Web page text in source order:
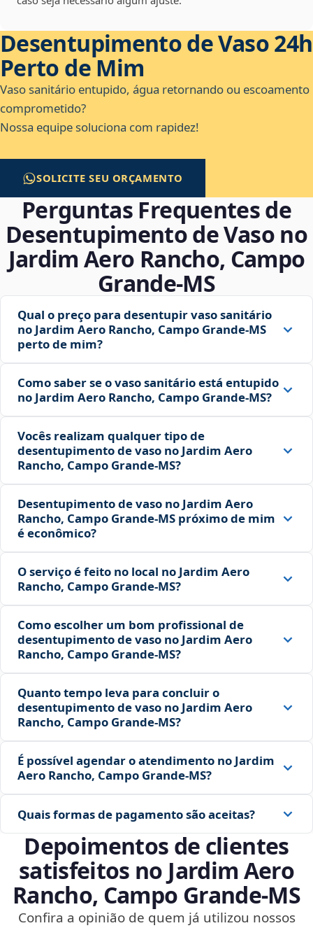
Desentupimento de Vaso 24h
Perto de Mim
Vaso sanitário entupido, água retornando ou escoamento
comprometido?
Nossa equipe soluciona com rapidez!
SOLICITE SEU ORÇAMENTO
Perguntas Frequentes de
Desentupimento de Vaso no
Jardim Aero Rancho, Campo
Grande‑MS
Qual o preço para desentupir vaso sanitário
no Jardim Aero Rancho, Campo Grande‑MS
perto de mim?
Como saber se o vaso sanitário está entupido
no Jardim Aero Rancho, Campo Grande‑MS?
Vocês realizam qualquer tipo de
desentupimento de vaso no Jardim Aero
Rancho, Campo Grande‑MS?
Desentupimento de vaso no Jardim Aero
Rancho, Campo Grande‑MS próximo de mim
é econômico?
O serviço é feito no local no Jardim Aero
Rancho, Campo Grande‑MS?
Como escolher um bom profissional de
desentupimento de vaso no Jardim Aero
Rancho, Campo Grande‑MS?
Quanto tempo leva para concluir o
desentupimento de vaso no Jardim Aero
Rancho, Campo Grande‑MS?
É possível agendar o atendimento no Jardim
Aero Rancho, Campo Grande‑MS?
Quais formas de pagamento são aceitas?
Depoimentos de clientes
satisfeitos no Jardim Aero
Rancho, Campo Grande‑MS
Confira a opinião de quem já utilizou nossos